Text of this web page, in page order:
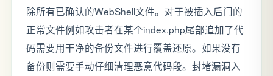
除所有已确认的WebShell文件。对于被插入后门的
正常文件例如攻击者在某个index.php尾部追加了代
码需要用干净的备份文件进行覆盖还原。如果没有
备份则需要手动仔细清理恶意代码段。封堵漏洞入